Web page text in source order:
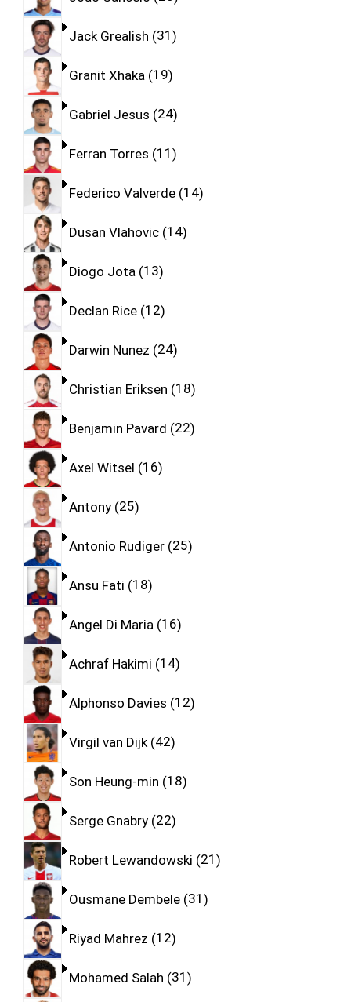
Jack Grealish 31
Granit Xhaka 19
Gabriel Jesus 24
Ferran Torres 11
Federico Valverde 14
Dusan Vlahovic 14
Diogo Jota 13
Declan Rice 12
Darwin Nunez 24
Christian Eriksen 18
Benjamin Pavard 22
Axel Witsel 16
Antony 25
Antonio Rudiger 25
Ansu Fati 18
Angel Di Maria 16
Achraf Hakimi 14
Alphonso Davies 12
Virgil van Dijk 42
Son Heung-min 18
Serge Gnabry 22
Robert Lewandowski 21
Ousmane Dembele 31
Riyad Mahrez 12
Mohamed Salah 31